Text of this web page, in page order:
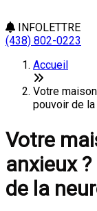
INFOLETTRE
(438) 802-0223
Accueil
Votre
pouvoir de
Votre
anxieux
de la